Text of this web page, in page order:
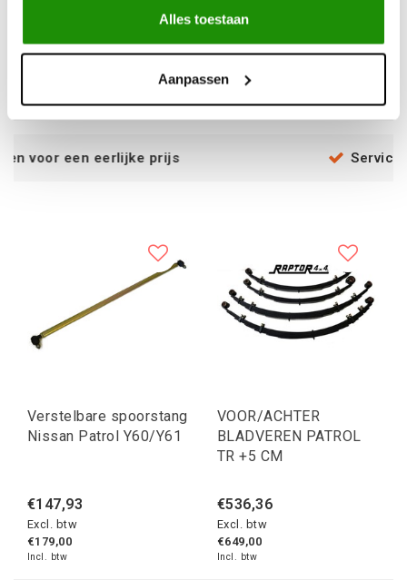
Alles toestaan
Aanpassen
€214,05 €40,50
€49,00
prijs Service na verkoop
Verstelbare spoorstang
Nissan Patrol Y60/Y61
€147,93
Excl. btw
€179,00
Incl. btw
VOOR/ACHTER
BLADVEREN PATROL
TR +5 CM
€536,36
Excl. btw
€649,00
Incl. btw